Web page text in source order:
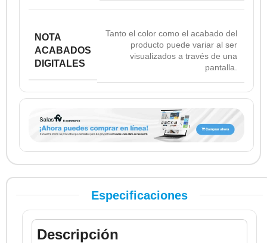
NOTA
ACABADOS
DIGITALES
Tanto el color como el acabado del
producto puede variar al ser
visualizados a través de una
pantalla.
Especificaciones
Descripción